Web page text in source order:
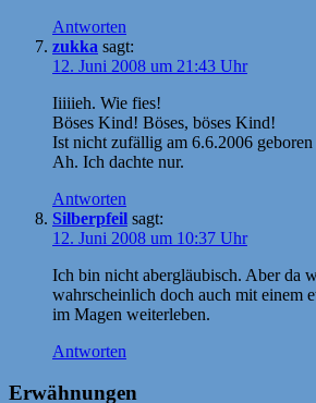
Antworten
zukka sagt:
12. Juni 2008 um 21:43 Uhr
Iiiiieh. Wie fies!
Böses Kind! Böses, böses Kind!
Ist nicht zufällig am 6.6.2006
Ah. Ich dachte nur.
Antworten
Silberpfeil sagt:
12. Juni 2008 um 10:37 Uhr
Ich bin nicht abergläubisch. Aber da
wahrscheinlich doch auch mit einem
im Magen weiterleben.
Antworten
Erwähnungen